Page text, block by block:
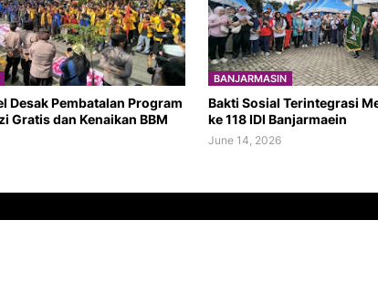
Desak Pembatalan Program
Gratis dan Kenaikan BBM
BANJARMASIN
Bakti Sosial Terintegrasi
ke 118 IDI Banjarmaein
June 14, 2026